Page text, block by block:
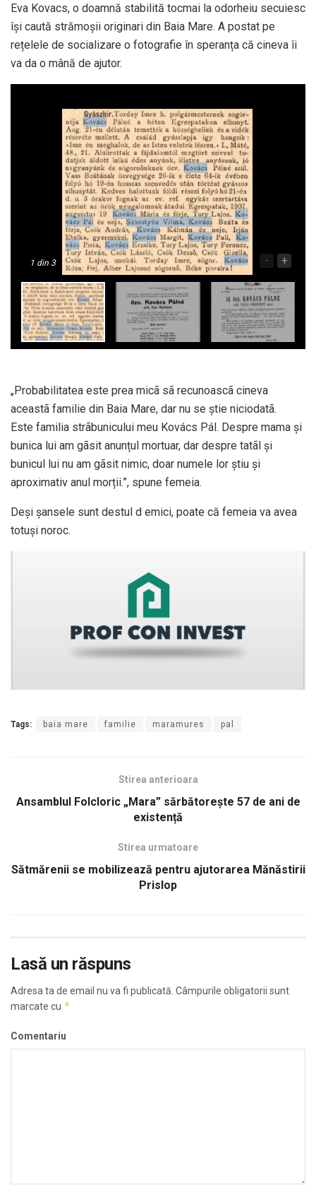
Eva Kovacs, o doamnă stabilită tocmai la odorheiu secuiesc
își caută strămoșii originari din Baia Mare. A postat pe
rețelele de socializare o fotografie în speranța că cineva îi
va da o mână de ajutor.
1 din 3 - +
„Probabilitatea este prea micã sã recunoascã cineva
aceastã familie din Baia Mare, dar nu se știe niciodatã.
Este familia strãbunicului meu Kovács Pál. Despre mama și
bunica lui am gãsit anunțul mortuar, dar despre tatãl și
bunicul lui nu am gãsit nimic, doar numele lor ştiu și
aproximativ anul morții.”, spune femeia.
Deși șansele sunt destul d emici, poate că femeia va avea
totuși noroc.
Tags: baia mare familie maramures pal
Stirea anterioara
Ansamblul Folcloric „Mara” sărbătorește 57 de ani de
existență
Stirea urmatoare
Sătmărenii se mobilizează pentru ajutorarea Mănăstirii
Prislop
Lasă un răspuns
Adresa ta de email nu va fi publicată. Câmpurile obligatorii sunt
marcate cu *
Comentariu